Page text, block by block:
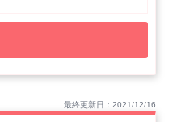
最終更新日：2021/12/16